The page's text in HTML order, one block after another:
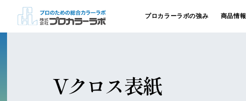
プロカラーラボの強み 商品情報
Vクロス表紙